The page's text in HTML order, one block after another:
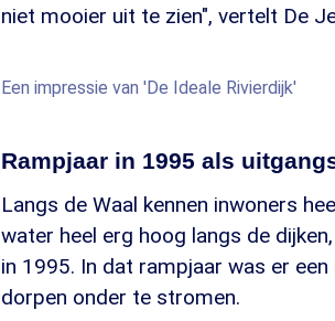
niet mooier uit te zien", vertelt De
Een impressie van 'De Ideale Rivierdijk'
Rampjaar in 1995 als
Langs de Waal kennen inwoners
water heel erg hoog langs de
in 1995. In dat rampjaar was er
dorpen onder te stromen.